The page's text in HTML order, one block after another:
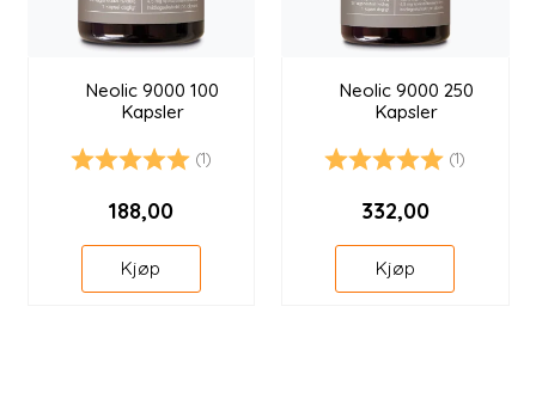
Neolic 9000 100
Kapsler
Karakter:
(1)
5.0 av 5 mulige
188,00
Kjøp
Neolic 9000 250
Kapsler
Karakter:
(1)
5.0 av 5 mulige
332,00
Kjøp